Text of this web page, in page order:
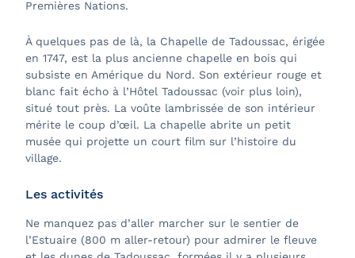
Premières Nations.
À quelques pas de là, la Chapelle de Tadoussac, érigée
en 1747, est la plus ancienne chapelle en bois qui
subsiste en Amérique du Nord. Son extérieur rouge et
blanc fait écho à l’Hôtel Tadoussac (voir plus loin),
situé tout près. La voûte lambrissée de son intérieur
mérite le coup d’œil. La chapelle abrite un petit
musée qui projette un court film sur l’histoire du
village.
Les activités
Ne manquez pas d’aller marcher sur le sentier de
l’Estuaire (800 m aller-retour) pour admirer le fleuve